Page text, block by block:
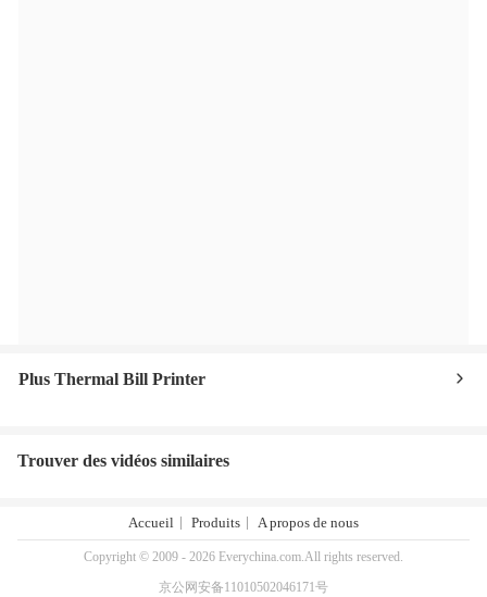
Plus Thermal Bill Printer
Trouver des vidéos similaires
Accueil Produits A propos de nous
Copyright © 2009 - 2026 Everychina.com.All rights reserved.
京公网安备11010502046171号